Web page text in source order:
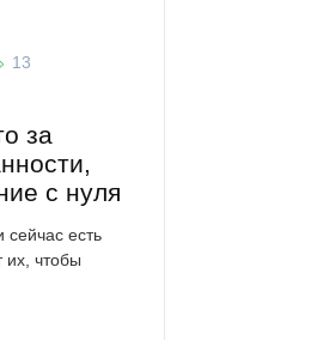
13
за
с нуля
есть
их, чтобы